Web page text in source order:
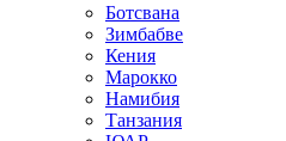
Ботсвана
Зимбабве
Кения
Марокко
Намибия
Танзания